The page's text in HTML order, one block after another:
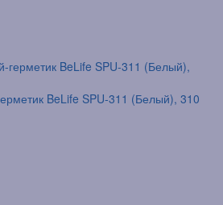
BeLife SPU-311 (Белый), 310